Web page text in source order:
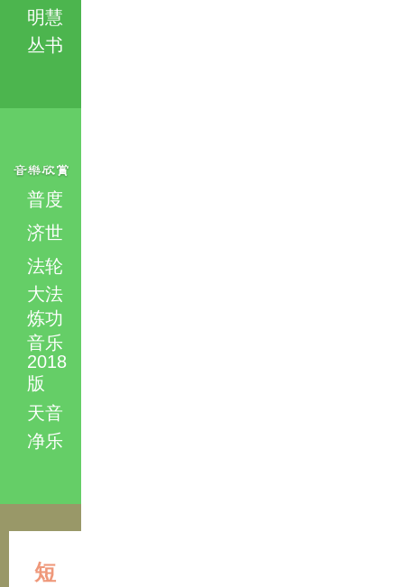
明慧
丛书
普度
济世
法轮
大法
炼功
音乐
2018
版
天音
净乐
短